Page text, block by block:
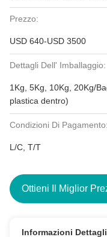
Prezzo:
USD 640-USD 3500
Dettagli Dell' Imballaggio:
1Kg, 5Kg, 10Kg, 20Kg/
plastica dentro)
Condizioni Di Pagamento:
L/C, T/T
Ottieni Il Miglior
Informazioni